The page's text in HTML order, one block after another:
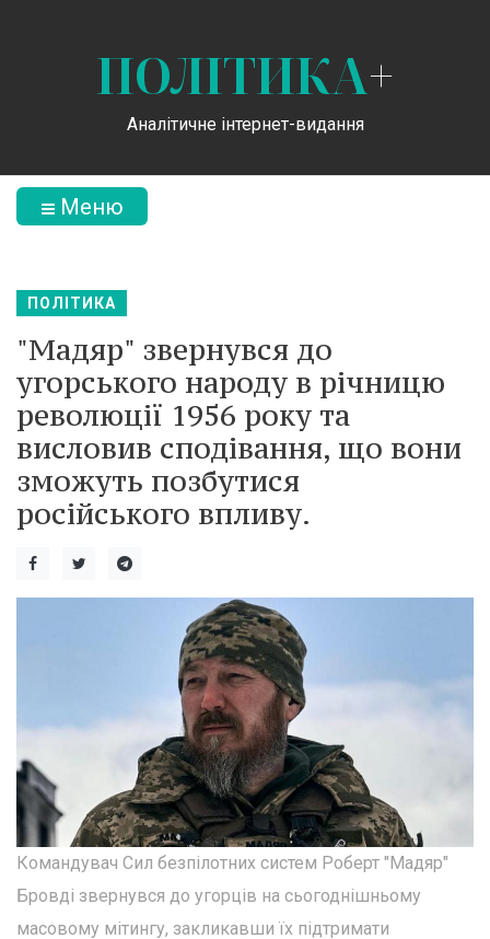
ПОЛІТИКА+
Аналітичне інтернет-видання
Меню
ПОЛІТИКА
"Мадяр" звернувся до
угорського народу в річницю
революції 1956 року та
висловив сподівання, що вони
зможуть позбутися
російського впливу.
Командувач Сил безпілотних систем Роберт "Мадяр"
Бровді звернувся до угорців на сьогоднішньому
масовому мітингу, закликавши їх підтримати